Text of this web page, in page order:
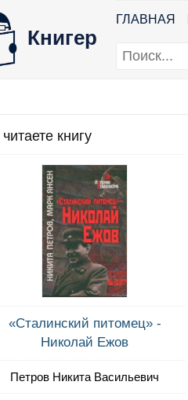
Книгер
ГЛАВНАЯ
книгу
«Сталинский питомец» -
Николай Ежов
Петров Никита Васильевич